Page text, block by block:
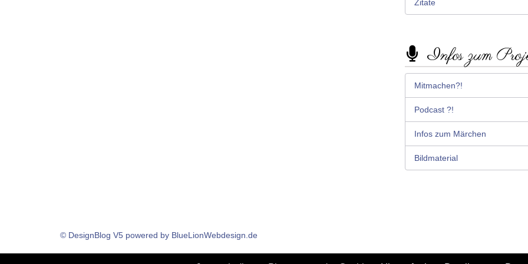
Zitate
Infos zum
Mitmachen?!
Podcast ?!
Infos zum Märchen
Bildmaterial
© DesignBlog V5 powered by BlueLionWebdesign.de